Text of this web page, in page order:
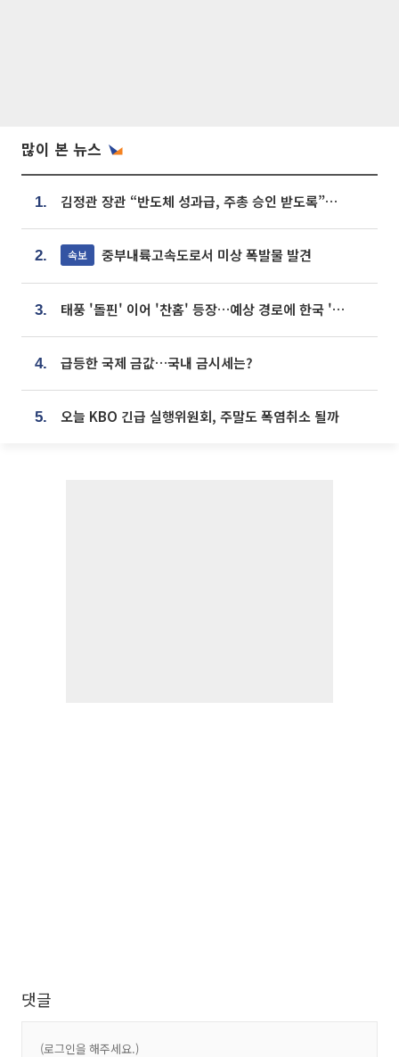
많이 본 뉴스
1. 김정관 장관 “반도체 성과급, 주총 승인 받도록”…상법·자본시장법 개정 시사
2. 속보 중부내륙고속도로서 미상 폭발물 발견
3. 태풍 '돌핀' 이어 '찬홈' 등장…예상 경로에 한국 '한숨'
4. 급등한 국제 금값…국내 금시세는?
5. 오늘 KBO 긴급 실행위원회, 주말도 폭염취소 될까
댓글